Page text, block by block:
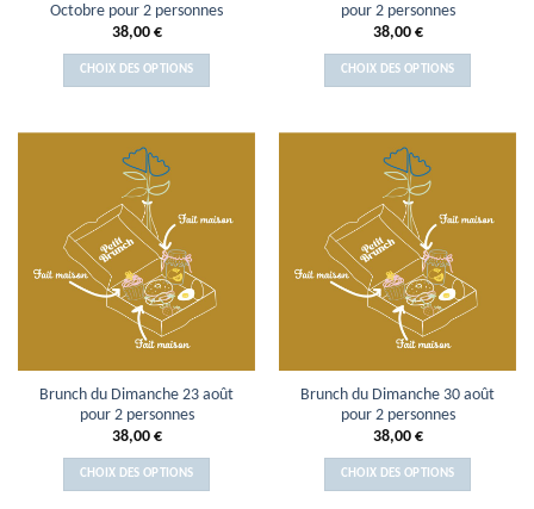
Octobre pour 2 personnes
38,00 €
CHOIX DES OPTIONS
pour 2 personnes
38,00 €
CHOIX DES OPTIONS
Brunch du Dimanche 23 août
pour 2 personnes
38,00 €
CHOIX DES OPTIONS
Brunch du Dimanche 30 août
pour 2 personnes
38,00 €
CHOIX DES OPTIONS